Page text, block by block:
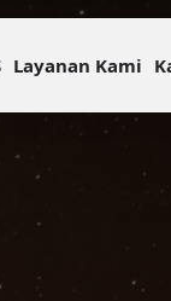
Layanan Kami